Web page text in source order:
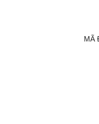
MÃ